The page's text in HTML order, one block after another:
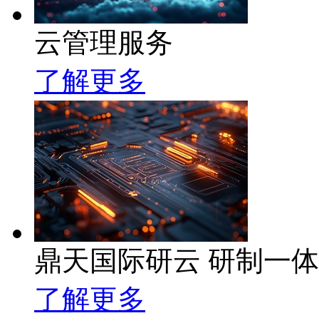
云管理服务
了解更多
鼎天国际研云 研制一
了解更多